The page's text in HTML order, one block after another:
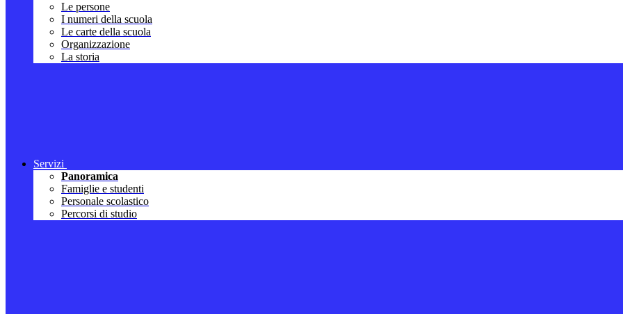
Le persone
I numeri della scuola
Le carte della scuola
Organizzazione
La storia
Servizi
Panoramica
Famiglie e studenti
Personale scolastico
Percorsi di studio